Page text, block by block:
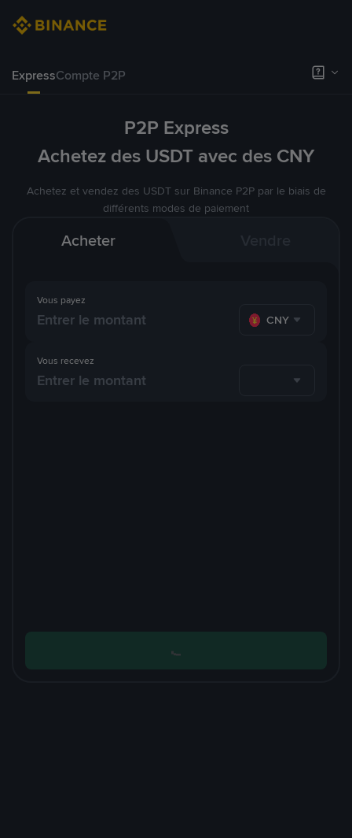
ExpressCompte P2P
P2P Express
Achetez des USDT avec des CNY
Achetez et vendez des USDT sur Binance P2P par le biais de
différents modes de paiement
Acheter
Vous payez
CNY
Vous recevez